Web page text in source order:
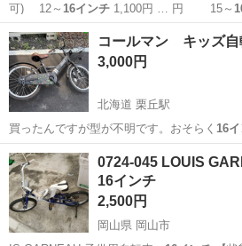
可) 12～ 16インチ1,100円 … 円 15～
15～16インチ10,560円… 】 15～
替16インチまで 1,10...
北海道 札幌市 タイヤ、
コールマン キッズ自
3,000円
北海道 栗丘駅
買ったんですが型が不明です。おそらく 16
万くらいで買いまし…
北海道 空知郡
0724-045 LOUIS
16インチ
2,500円
岡山県 岡山市